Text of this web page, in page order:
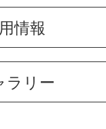
情報
ラリー